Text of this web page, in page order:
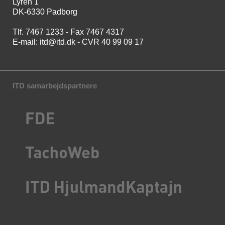
DK-6330 Padborg
Tlf. 7467 1233 - Fax 7467 4317
E-mail: itd@itd.dk - CVR 40 99 09 17
ITD samarbejdspartnere